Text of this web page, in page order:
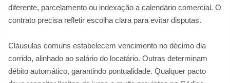
diferente, parcelamento ou indexação a calendário comercial. O
contrato precisa refletir escolha clara para evitar disputas.
Cláusulas comuns estabelecem vencimento no décimo dia
corrido, alinhado ao salário do locatário. Outras determinam
débito automático, garantindo pontualidade. Qualquer pacto